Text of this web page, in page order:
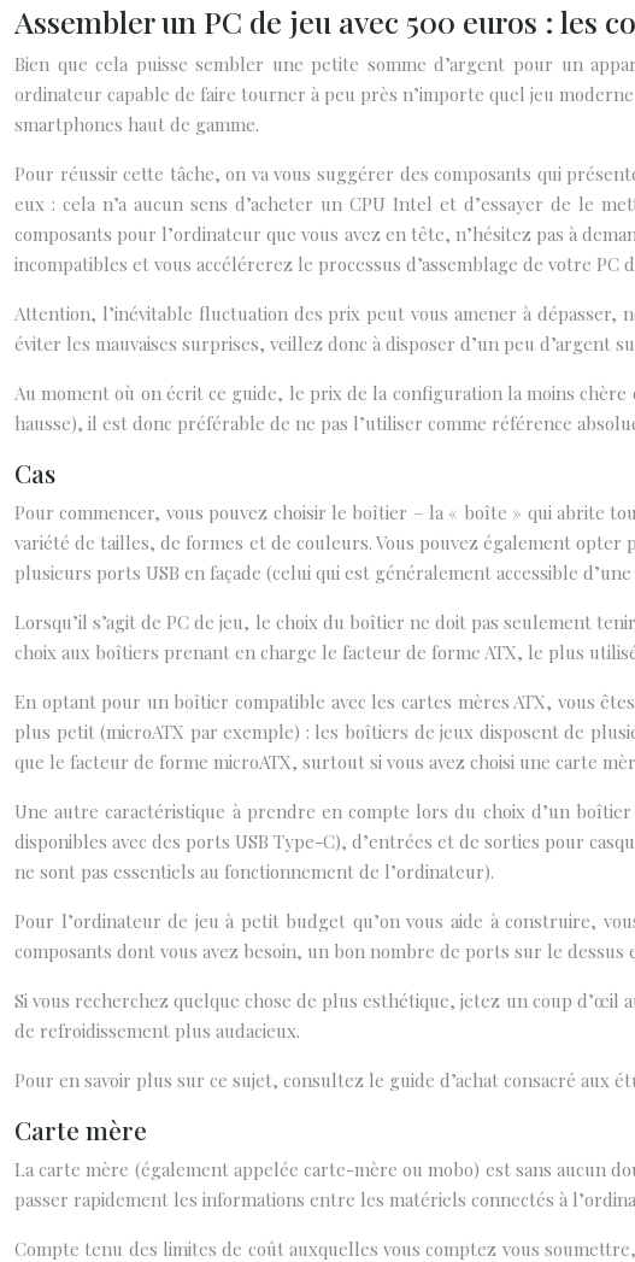
Assembler un PC de jeu avec 500 euros : les
Bien que cela puisse sembler une petite somme d’argent pour un
ordinateur capable de faire tourner à peu près n’importe quel jeu
smartphones haut de gamme.
Pour réussir cette tâche, on va vous suggérer des composants qui
eux : cela n’a aucun sens d’acheter un CPU Intel et d’essayer de le
composants pour l’ordinateur que vous avez en tête, n’hésitez pas à
incompatibles et vous accélérerez le processus d’assemblage de votre
Attention, l’inévitable fluctuation des prix peut vous amener à
éviter les mauvaises surprises, veillez donc à disposer d’un peu
Au moment où on écrit ce guide, le prix de la configuration la moins chère
hausse), il est donc préférable de ne pas l’utiliser comme référence
Cas
Pour commencer, vous pouvez choisir le boîtier – la « boîte » qui abrite
variété de tailles, de formes et de couleurs. Vous pouvez également
plusieurs ports USB en façade (celui qui est généralement accessible d’une
Lorsqu’il s’agit de PC de jeu, le choix du boîtier ne doit pas seulement
choix aux boîtiers prenant en charge le facteur de forme ATX, le plus
En optant pour un boîtier compatible avec les cartes mères ATX, vous
plus petit (microATX par exemple) : les boîtiers de jeux disposent de
que le facteur de forme microATX, surtout si vous avez choisi une carte
Une autre caractéristique à prendre en compte lors du choix d’un
disponibles avec des ports USB Type-C), d’entrées et de sorties pour
ne sont pas essentiels au fonctionnement de l’ordinateur).
Pour l’ordinateur de jeu à petit budget qu’on vous aide à construire,
composants dont vous avez besoin, un bon nombre de ports sur le
Si vous recherchez quelque chose de plus esthétique, jetez un coup d’œil
de refroidissement plus audacieux.
Pour en savoir plus sur ce sujet, consultez le guide d’achat consacré aux
Carte mère
La carte mère (également appelée carte-mère ou mobo) est sans aucun
passer rapidement les informations entre les matériels connectés à
Compte tenu des limites de coût auxquelles vous comptez vous